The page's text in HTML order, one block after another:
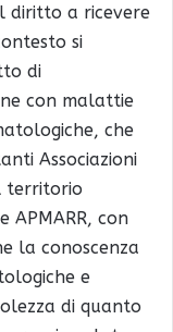
diritto a ricevere
si
di
con malattie
che
Associazioni
territorio
APMARR, con
la conoscenza
e
di quanto